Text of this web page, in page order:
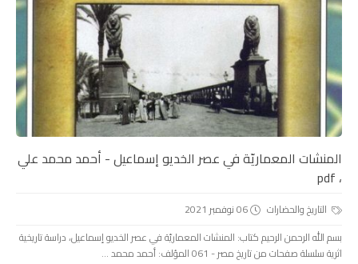
المنشات المعماريّة في عصر الخديو إسماعيل - أحمد محمد علي
، pdf
التاريخ والحضارات
06 نوفمبر 2021
بسم الله الرحمن الرحيم كتاب: المنشات المعماريّة في عصر الخديو إسماعيل، دراسة تاريخية
اثرية سلسلة صفحات من تاريخ مصر - 061 المؤلف: أحمد محمد ...